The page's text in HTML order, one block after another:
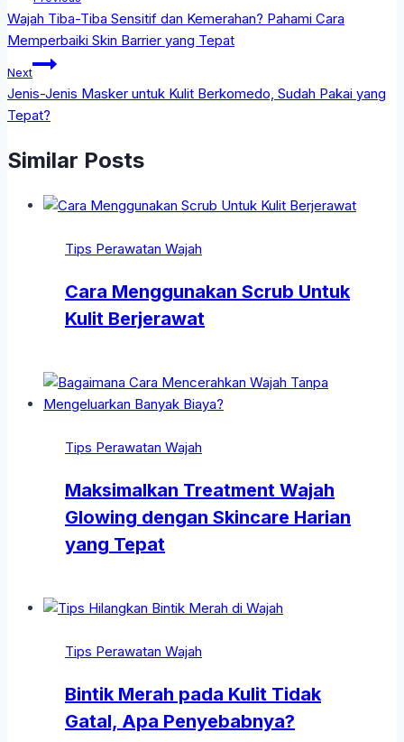
Wajah Tiba-Tiba Sensitif dan Kemerahan? Pahami Cara
Memperbaiki Skin Barrier yang Tepat
Next
Jenis-Jenis Masker untuk Kulit Berkomedo, Sudah Pakai yang
Tepat?
Similar Posts
Tips Perawatan Wajah
Cara Menggunakan Scrub Untuk
Kulit Berjerawat
Tips Perawatan Wajah
Maksimalkan Treatment Wajah
Glowing dengan Skincare Harian
yang Tepat
Tips Perawatan Wajah
Bintik Merah pada Kulit Tidak
Gatal, Apa Penyebabnya?